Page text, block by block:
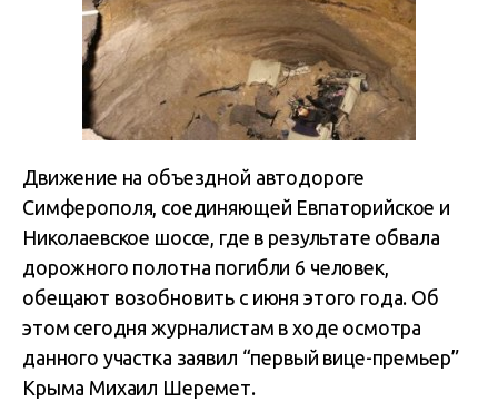
Движение на объездной автодороге
Симферополя, соединяющей Евпаторийское и
Николаевское шоссе, где в результате обвала
дорожного полотна погибли 6 человек,
обещают возобновить с июня этого года. Об
этом сегодня журналистам в ходе осмотра
данного участка заявил “первый вице-премьер”
Крыма Михаил Шеремет.